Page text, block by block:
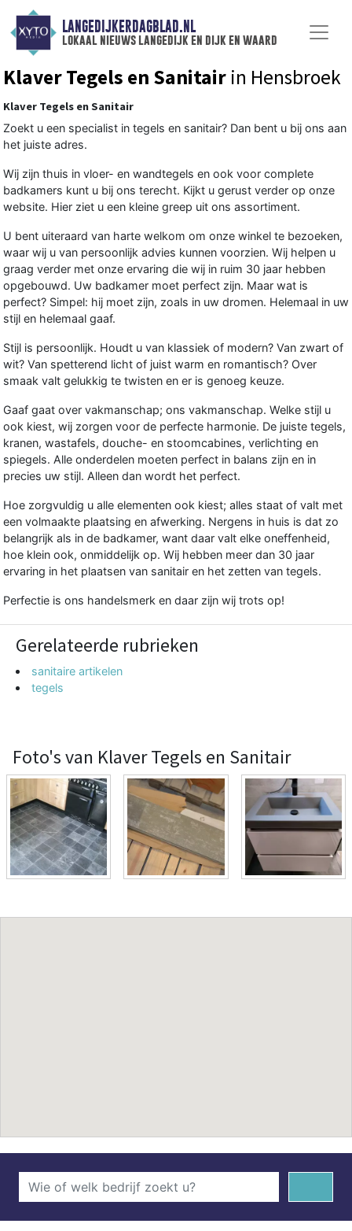
LANGEDIJKERDAGBLAD.NL
lokaal nieuws langedijk en dijk en waard
Klaver Tegels en Sanitair in Hensbroek
Klaver Tegels en Sanitair
Zoekt u een specialist in tegels en sanitair? Dan bent u bij ons aan
het juiste adres.
Wij zijn thuis in vloer- en wandtegels en ook voor complete
badkamers kunt u bij ons terecht. Kijkt u gerust verder op onze
website. Hier ziet u een kleine greep uit ons assortiment.
U bent uiteraard van harte welkom om onze winkel te bezoeken,
waar wij u van persoonlijk advies kunnen voorzien. Wij helpen u
graag verder met onze ervaring die wij in ruim 30 jaar hebben
opgebouwd. Uw badkamer moet perfect zijn. Maar wat is
perfect? Simpel: hij moet zijn, zoals in uw dromen. Helemaal in uw
stijl en helemaal gaaf.
Stijl is persoonlijk. Houdt u van klassiek of modern? Van zwart of
wit? Van spetterend licht of juist warm en romantisch? Over
smaak valt gelukkig te twisten en er is genoeg keuze.
Gaaf gaat over vakmanschap; ons vakmanschap. Welke stijl u
ook kiest, wij zorgen voor de perfecte harmonie. De juiste tegels,
kranen, wastafels, douche- en stoomcabines, verlichting en
spiegels. Alle onderdelen moeten perfect in balans zijn en in
precies uw stijl. Alleen dan wordt het perfect.
Hoe zorgvuldig u alle elementen ook kiest; alles staat of valt met
een volmaakte plaatsing en afwerking. Nergens in huis is dat zo
belangrijk als in de badkamer, want daar valt elke oneffenheid,
hoe klein ook, onmiddelijk op. Wij hebben meer dan 30 jaar
ervaring in het plaatsen van sanitair en het zetten van tegels.
Perfectie is ons handelsmerk en daar zijn wij trots op!
Gerelateerde rubrieken
sanitaire artikelen
tegels
Foto's van Klaver Tegels en Sanitair